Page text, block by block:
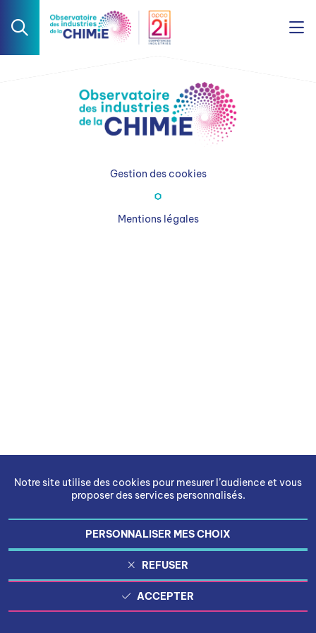
Notre site utilise des cookies pour mesurer l’audience et vous
proposer des services personnalisés.
PERSONNALISER MES CHOIX
REFUSER
ACCEPTER
Gestion des cookies
Mentions légales